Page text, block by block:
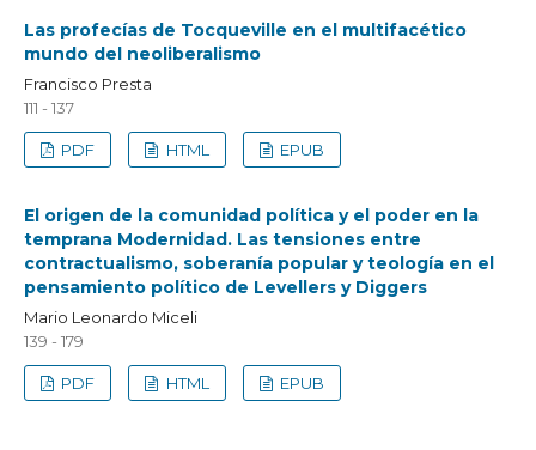
Las profecías de Tocqueville en el multifacético
mundo del neoliberalismo
Francisco Presta
111 - 137
PDF HTML EPUB
El origen de la comunidad política y el poder en la
temprana Modernidad. Las tensiones entre
contractualismo, soberanía popular y teología en el
pensamiento político de Levellers y Diggers
Mario Leonardo Miceli
139 - 179
PDF HTML EPUB